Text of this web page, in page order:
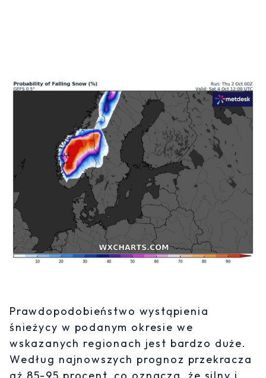
Prawdopodobieństwo wystąpienia
śnieżycy w podanym okresie we
wskazanych regionach jest bardzo duże.
Według najnowszych prognoz przekracza